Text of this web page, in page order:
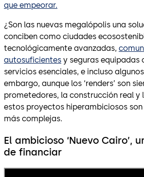
que empeorar.
¿Son las nuevas megalópolis una
conciben como ciudades
tecnológicamente avanzadas,
autosuficientes y seguras equipadas
servicios esenciales, e incluso
embargo, aunque los ‘renders’ son
prometedores, la construcción real y
estos proyectos hiperambiciosos
más complejas.
El ambicioso ‘Nuevo Cairo’,
de financiar